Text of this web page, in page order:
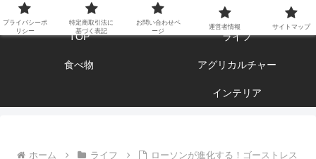
エンジョイ ブログライフ
TOP ライフ
食べ物 アグリカルチャー
インテリア
ホーム ライフ
ローソンが進化する！ゴーストレス
プライバシーポ
リシー
特定商取引法に
基づく表記
お問い合わせペ
ージ
運営者情報 サイトマップ